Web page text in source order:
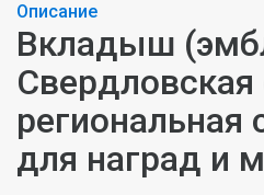
Описание
Вкладыш
Свердловская
региональная
для наград и